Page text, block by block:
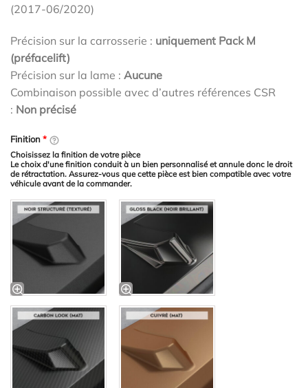
(2017-06/2020)
Précision sur la carrosserie : uniquement Pack M
(préfacelift)
Précision sur la lame : Aucune
Combinaison possible avec d’autres références CSR
: Non précisé
Finition*
Choisissez la finition de votre pièce
Le choix d'une finition conduit à un bien personnalisé et annule donc le droit
de rétractation. Assurez-vous que cette pièce est bien compatible avec votre
véhicule avant de la commander.